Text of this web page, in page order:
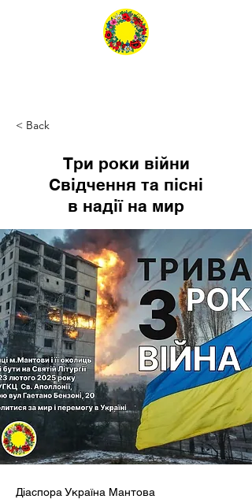
< Back
Три роки війни
Свідчення та пісні
в надії на мир
Діаспора Україна Мантова